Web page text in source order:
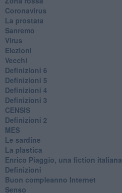
Coronavirus
La prostata
Sanremo
Virus
Elezioni
Vecchi
Definizioni 6
Definizioni 5
Definizioni 4
Definizioni 3
CENSIS
​Definizioni 2
MES
Le sardine
La plastica
​Enrico Piaggio, una fiction italiana
Definizioni
​Buon compleanno Internet
Senso